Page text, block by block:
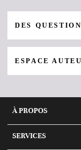
DES
ESPACE
À PROPOS
SERVICES